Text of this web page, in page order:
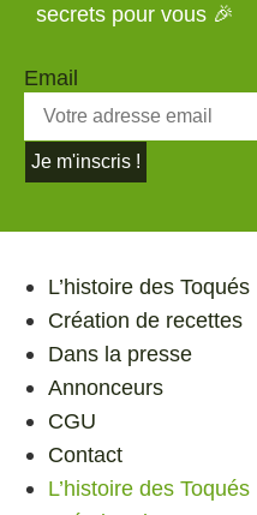
secrets pour vous 🎉
Email
Je m'inscris !
L’histoire des Toqués
Création de recettes
Dans la presse
Annonceurs
CGU
Contact
L’histoire des Toqués